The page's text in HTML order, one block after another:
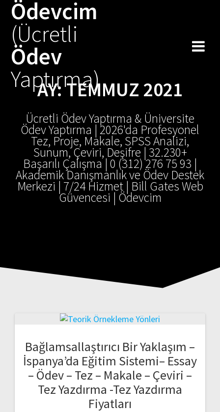
Ödevcim
(Ücretli
Ödev
Yaptırma)
AY:TEMMUZ 2021
Ücretli Ödev Yaptırma & Üniversite
Ödev Yaptırma | 2026'da Profesyonel
Tez, Proje, Makale, SPSS Analizi,
Sunum, Çeviri, Deşifre | 32.230+
Başarılı Çalışma | 0 (312) 276 75 93 |
Akademik Danışmanlık ve Ödev Destek
Merkezi | 7/24 Hizmet | Bill Gates Web
Güvencesi | Ödevcim
Bağlamsallaştırıcı Bir Yaklaşım –
İspanya’da Eğitim Sistemi– Essay
– Ödev – Tez – Makale – Çeviri –
Tez Yazdırma -Tez Yazdırma
Fiyatları